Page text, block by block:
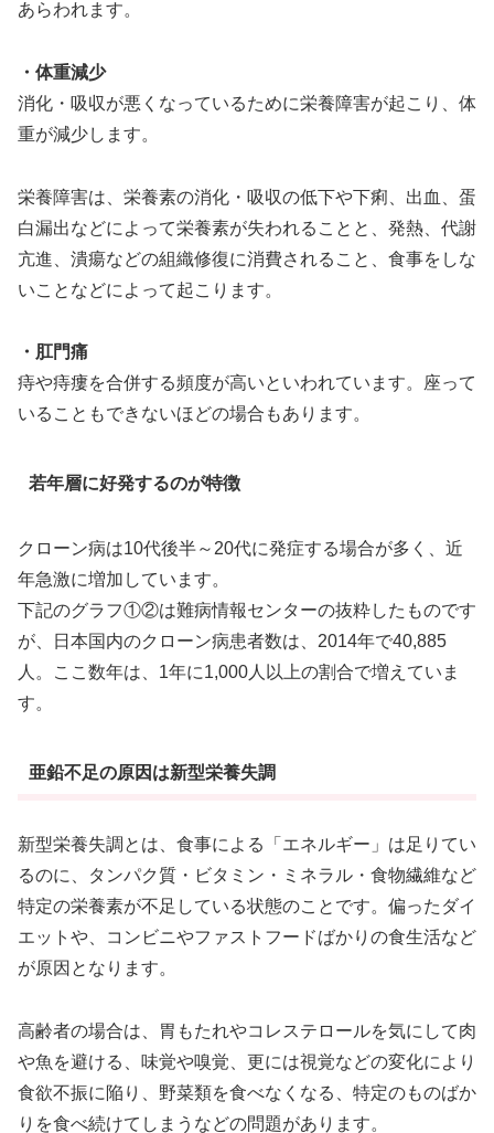
あらわれます。
・体重減少
消化・吸収が悪くなっているために栄養障害が起こり、体
重が減少します。
栄養障害は、栄養素の消化・吸収の低下や下痢、出血、蛋
白漏出などによって栄養素が失われることと、発熱、代謝
亢進、潰瘍などの組織修復に消費されること、食事をしな
いことなどによって起こります。
・肛門痛
痔や痔瘻を合併する頻度が高いといわれています。座って
いることもできないほどの場合もあります。
若年層に好発するのが特徴
クローン病は10代後半～20代に発症する場合が多く、近
年急激に増加しています。
下記のグラフ①②は難病情報センターの抜粋したものです
が、日本国内のクローン病患者数は、2014年で40,885
人。ここ数年は、1年に1,000人以上の割合で増えていま
す。
亜鉛不足の原因は新型栄養失調
新型栄養失調とは、食事による「エネルギー」は足りてい
るのに、タンパク質・ビタミン・ミネラル・食物繊維など
特定の栄養素が不足している状態のことです。偏ったダイ
エットや、コンビニやファストフードばかりの食生活など
が原因となります。
高齢者の場合は、胃もたれやコレステロールを気にして肉
や魚を避ける、味覚や嗅覚、更には視覚などの変化により
食欲不振に陥り、野菜類を食べなくなる、特定のものばか
りを食べ続けてしまうなどの問題があります。